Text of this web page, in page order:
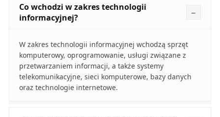
Co wchodzi w zakres technologii
informacyjnej?
W zakres technologii informacyjnej wchodzą sprzęt
komputerowy, oprogramowanie, usługi związane z
przetwarzaniem informacji, a także systemy
telekomunikacyjne, sieci komputerowe, bazy danych
oraz technologie internetowe.